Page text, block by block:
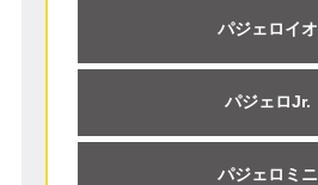
パジェロイオ
パジェロJr.
パジェロミニ